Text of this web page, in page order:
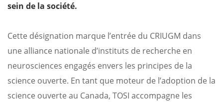
sein de la société.
Cette désignation marque l’entrée du CRIUGM dans
une alliance nationale d’instituts de recherche en
neurosciences engagés envers les principes de la
science ouverte. En tant que moteur de l’adoption de la
science ouverte au Canada, TOSI accompagne les